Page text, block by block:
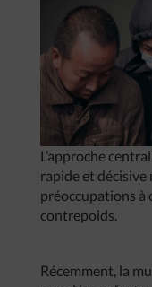
L’approche
rapide et décisive
préoccupations à
contrepoids.
Récemment, la